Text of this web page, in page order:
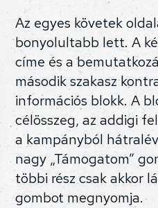
Az egyes követek
bonyolultabb lett. A
címe és a
második szakasz
információs blokk. A
célösszeg, az addigi
a kampányból
nagy „Támogatom”
többi rész csak akkor
gombot megnyomja.